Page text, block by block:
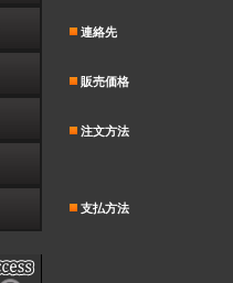
連絡先
販売価格
注文方法
支払方法